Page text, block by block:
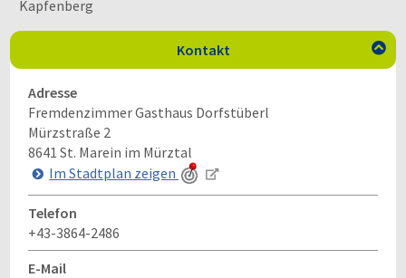
Kapfenberg
Kontakt 
Adresse
Fremdenzimmer Gasthaus Dorfstüberl
Mürzstraße 2
8641 St. Marein im Mürztal
Im Stadtplan zeigen
Telefon
+43-3864-2486
E-Mail